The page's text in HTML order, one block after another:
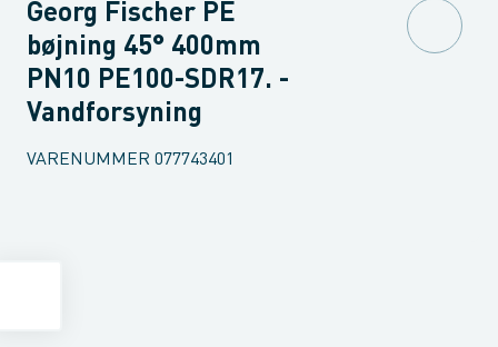
Georg Fischer PE
bøjning 45° 400mm
PN10 PE100-SDR17. -
Vandforsyning
VARENUMMER 077743401